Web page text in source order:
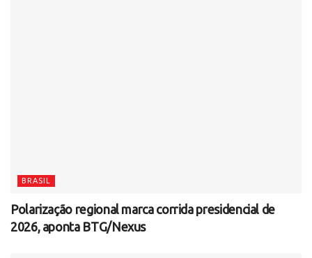
BRASIL
Polarização regional marca corrida presidencial de
2026, aponta BTG/Nexus